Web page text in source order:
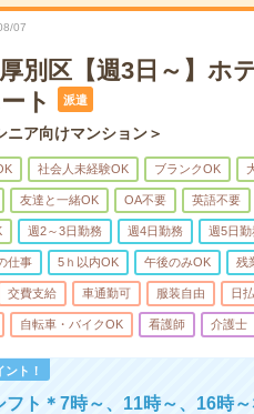
07
別区【週3日～】ホ
ト
派遣
ニア向けマンション＞
社会人未経験OK ブランクOK
友達と一緒OK OA不要 英語不要
週2～3日勤務 週4日勤務 週5日勤
仕事 5ｈ以内OK 午後のみOK 残
交費支給 車通勤可 服装自由 日
自転車・バイクOK 看護師 介護士
ント！
フト＊7時～、11時～、16時